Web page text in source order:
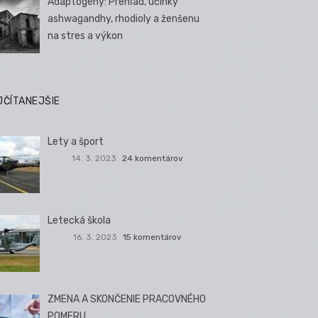
ashwagandhy, rhodioly a ženšenu
na stres a výkon
Lety a šport
14. 3. 2023 24 komentárov
Letecká škola
16. 3. 2023 15 komentárov
ZMENA A SKONČENIE PRACOVNÉHO